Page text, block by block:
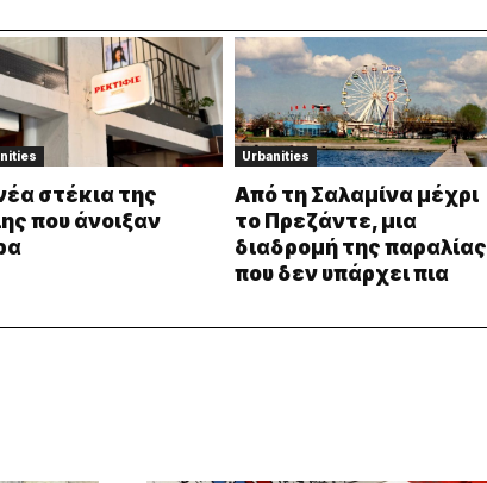
στέκια της
που άνοιξαν
Urbanities
Από τη Σαλαμίνα μέχρι
το Πρεζάντε, μια
διαδρομή της παραλίας
που δεν υπάρχει πια